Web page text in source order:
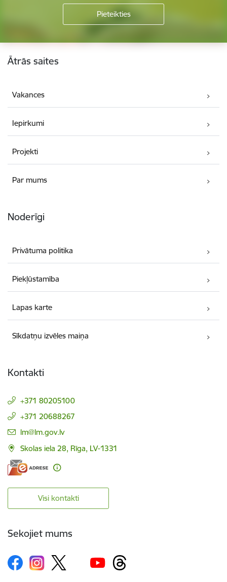
Kājene
Ātrās saites
Vakances
Iepirkumi
Projekti
Par mums
Noderīgi
Privātuma politika
Piekļūstamība
Lapas karte
Sīkdatņu izvēles maiņa
Kontakti
+371 80205100
+371 20688267
E-pasts:
lm@lm.gov.lv
Skolas iela 28, Rīga, LV-1331
Visi kontakti
Sekojiet mums